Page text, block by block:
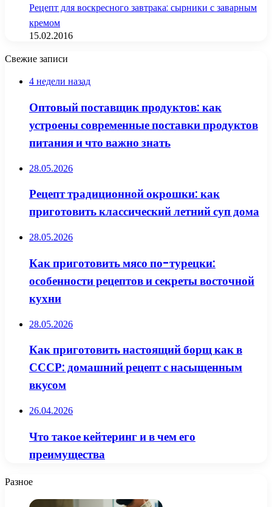
Рецепт для воскресного завтрака: сырники с заварным
кремом
15.02.2016
Свежие записи
4 недели назад
Оптовый поставщик продуктов: как
устроены современные поставки продуктов
питания и что важно знать
28.05.2026
Рецепт традиционной окрошки: как
приготовить классический летний суп дома
28.05.2026
Как приготовить мясо по-турецки:
особенности рецептов и секреты восточной
кухни
28.05.2026
Как приготовить настоящий борщ как в
СССР: домашний рецепт с насыщенным
вкусом
26.04.2026
Что такое кейтеринг и в чем его
преимущества
Разное